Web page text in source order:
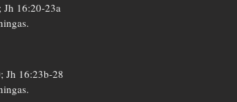
16:20-23a
Jh 16:23b-28